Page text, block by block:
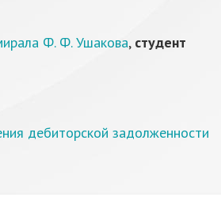
Ф. Ф. Ушакова, студент
дебиторской задолженности